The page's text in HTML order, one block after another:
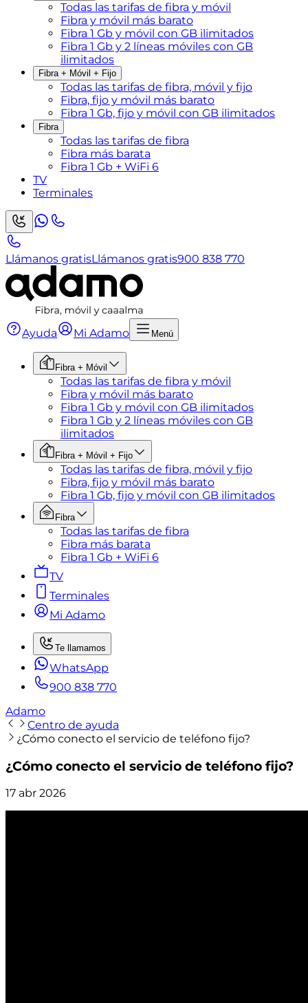
Todas las tarifas de fibra y móvil
Fibra y móvil más barato
Fibra 1 Gb y móvil con GB ilimitados
Fibra 1 Gb y 2 líneas móviles con GB
ilimitados
Fibra + Móvil + Fijo
Todas las tarifas de fibra, móvil y fijo
Fibra, fijo y móvil más barato
Fibra 1 Gb, fijo y móvil con GB ilimitados
Fibra
Todas las tarifas de fibra
Fibra más barata
Fibra 1 Gb + WiFi 6
TV
Terminales
Llámanos gratisLlámanos gratis900 838 770
Ayuda Mi Adamo Menú
Fibra + Móvil
Todas las tarifas de fibra y móvil
Fibra y móvil más barato
Fibra 1 Gb y móvil con GB ilimitados
Fibra 1 Gb y 2 líneas móviles con GB
ilimitados
Fibra + Móvil + Fijo
Todas las tarifas de fibra, móvil y fijo
Fibra, fijo y móvil más barato
Fibra 1 Gb, fijo y móvil con GB ilimitados
Fibra
Todas las tarifas de fibra
Fibra más barata
Fibra 1 Gb + WiFi 6
TV
Terminales
Mi Adamo
Te llamamos
WhatsApp
900 838 770
Adamo
Centro de ayuda
¿Cómo conecto el servicio de teléfono fijo?
¿Cómo conecto el servicio de teléfono fijo?
17 abr 2026